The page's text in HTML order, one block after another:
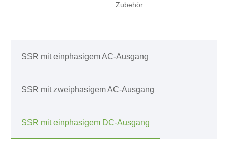
Zubehör
SSR mit einphasigem AC-Ausgang
SSR mit zweiphasigem AC-Ausgang
SSR mit einphasigem DC-Ausgang